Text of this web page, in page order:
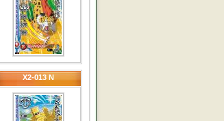
X2-013 N